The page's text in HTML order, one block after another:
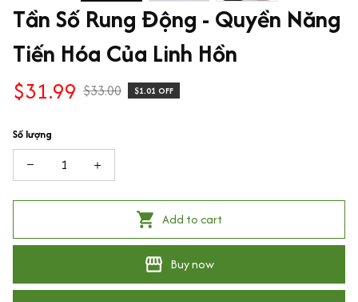
Tần Số Rung Động - Quyền Năng
Tiến Hóa Của Linh Hồn
$31.99 $33.00 $1.01 OFF
Số lượng
Add to cart
Buy now